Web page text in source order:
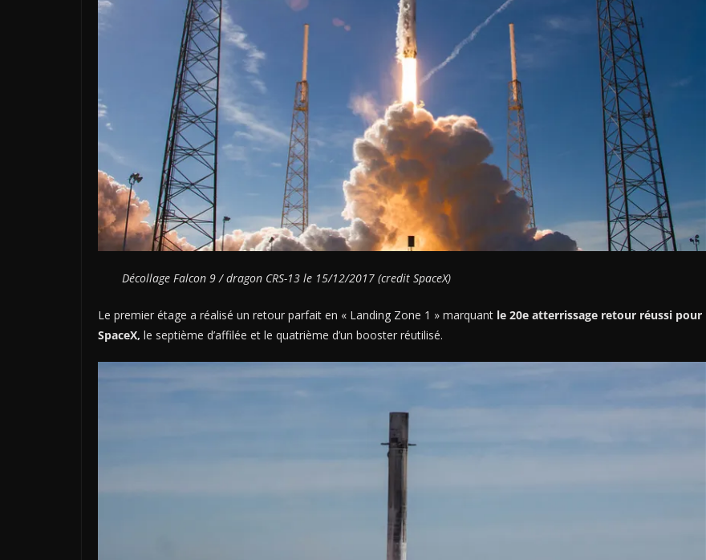
Décollage Falcon 9 / dragon CRS-13 le 15/12/2017 (credit SpaceX)
Le premier étage a réalisé un retour parfait en « Landing Zone 1 » marquant le 20e atterrissage retour réussi pour
SpaceX, le septième d’affilée et le quatrième d’un booster réutilisé.